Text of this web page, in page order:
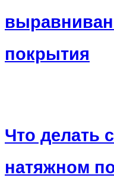
покрытия
Что делать
натяжном